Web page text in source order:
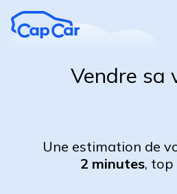
Vendre sa
Une estimation de
2 minutes, top